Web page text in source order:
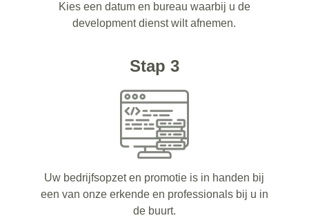
Kies een datum en bureau waarbij u de
development dienst wilt afnemen.
Stap 3
Uw bedrijfsopzet en promotie is in handen bij
een van onze erkende en professionals bij u in
de buurt.